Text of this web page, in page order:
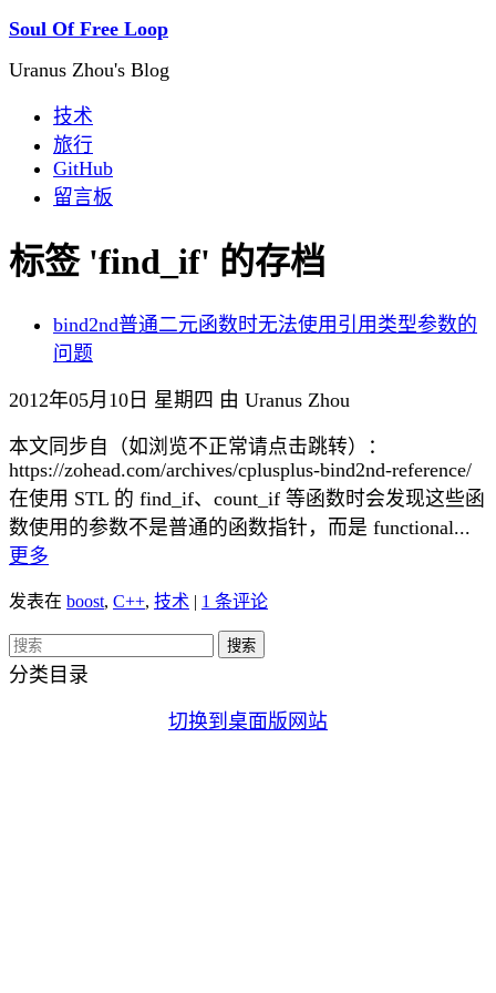
Soul Of Free Loop
Uranus Zhou's Blog
技术
旅行
GitHub
留言板
标签 'find_if' 的存档
bind2nd普通二元函数时无法使用引用类型参数的
问题
2012年05月10日 星期四 由 Uranus Zhou
本文同步自（如浏览不正常请点击跳转）：
https://zohead.com/archives/cplusplus-bind2nd-reference/
在使用 STL 的 find_if、count_if 等函数时会发现这些函
数使用的参数不是普通的函数指针，而是 functional...
更多
发表在 boost, C++, 技术 | 1 条评论
分类目录
切换到桌面版网站